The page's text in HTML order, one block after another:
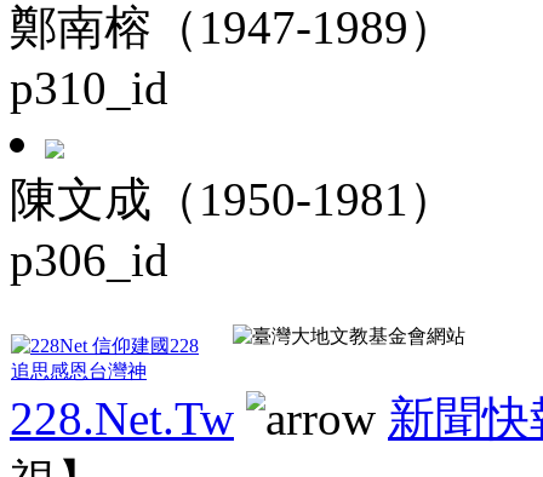
鄭南榕（1947-1989）
p310_id
陳文成（1950-1981）
p306_id
228.Net.Tw
新聞快